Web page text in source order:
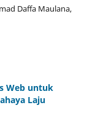
Daffa Maulana,
Web untuk
Laju